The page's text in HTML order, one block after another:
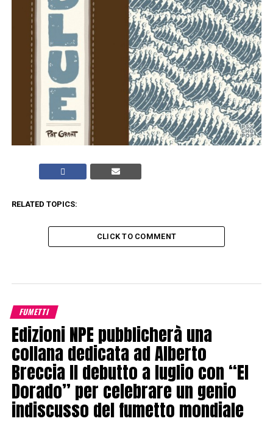
RELATED TOPICS:
CLICK TO COMMENT
FUMETTI
Edizioni NPE pubblicherà una
collana dedicata ad Alberto
Breccia Il debutto a luglio con “El
Dorado” per celebrare un genio
indiscusso del fumetto mondiale